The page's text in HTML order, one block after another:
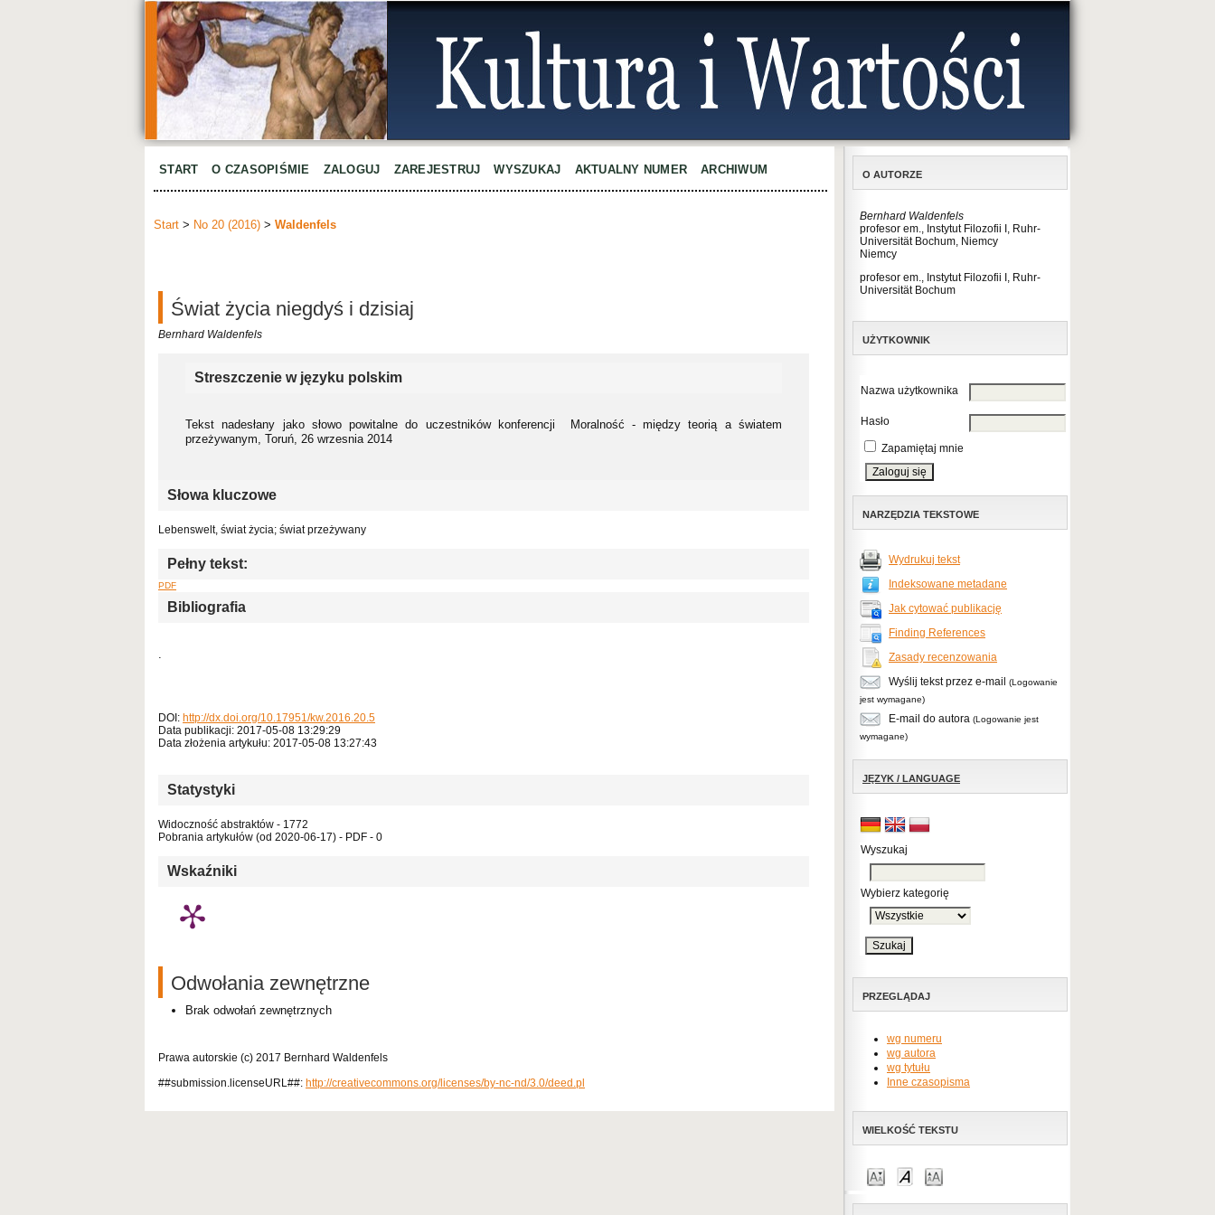
O AUTORZE
Bernhard Waldenfels
profesor em., Instytut Filozofii I, Ruhr-
Universität Bochum, Niemcy
Niemcy
profesor em., Instytut Filozofii I, Ruhr-
Universität Bochum
UŻYTKOWNIK
Nazwa użytkownika
Hasło
Zapamiętaj mnie
NARZĘDZIA TEKSTOWE
Wydrukuj tekst
Indeksowane metadane
Jak cytować publikację
Finding References
Zasady recenzowania
Wyślij tekst przez e-mail
(Logowanie
jest wymagane)
E-mail do autora (Logowanie jest
wymagane)
JĘZYK / LANGUAGE
Wyszukaj
Wybierz kategorię
PRZEGLĄDAJ
wg numeru
wg autora
wg tytułu
Inne czasopisma
WIELKOŚĆ TEKSTU
START O CZASOPIŚMIE ZALOGUJ ZAREJESTRUJ WYSZUKAJ AKTUALNY NUMER ARCHIWUM
Start > No 20 (2016) > Waldenfels
Świat życia niegdyś i dzisiaj
Bernhard Waldenfels
Streszczenie w języku polskim
Tekst nadesłany jako słowo powitalne do uczestników konferencji Moralność - między teorią a światem
przeżywanym, Toruń, 26 wrzesnia 2014
Słowa kluczowe
Lebenswelt, świat życia; świat przeżywany
Pełny tekst:
PDF
Bibliografia
DOI: http://dx.doi.org/10.17951/kw.2016.20.5
Data publikacji: 2017-05-08 13:29:29
Data złożenia artykułu: 2017-05-08 13:27:43
Statystyki
Widoczność abstraktów - 1772
Pobrania artykułów (od 2020-06-17) - PDF - 0
Wskaźniki
Odwołania zewnętrzne
Brak odwołań zewnętrznych
Prawa autorskie (c) 2017 Bernhard Waldenfels
##submission.licenseURL##: http://creativecommons.org/licenses/by-nc-nd/3.0/deed.pl